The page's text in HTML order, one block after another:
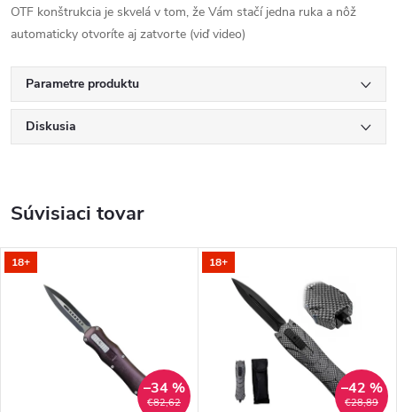
OTF konštrukcia je skvelá v tom, že Vám stačí jedna ruka a nôž
automaticky otvoríte aj zatvorte (viď video)
Parametre produktu
Diskusia
Súvisiaci tovar
18+
€82,62
–34 %
18+
€28,89
–42 %